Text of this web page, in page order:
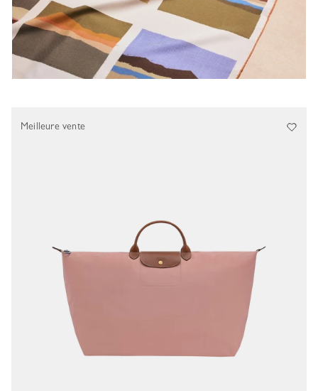
Meilleure vente